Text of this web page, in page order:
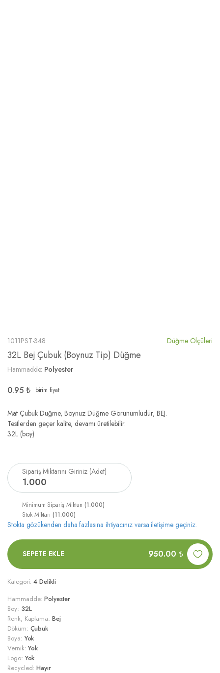
1011PST-348 Düğme Ölçüleri
32L Bej Çubuk (Boynuz Tip) Düğme
Hammadde: Polyester
0.95 ₺ birim fiyat
Mat Çubuk Düğme, Boynuz Düğme Görünümlüdür, BEJ.
Testlerden geçer kalite, devamı üretilebilir.
32L (boy)
Sipariş Miktarını Giriniz (Adet)
1.000
Minimum Sipariş Miktarı(1.000)
Stok Miktarı(11.000)
Stokta gözükenden daha fazlasına ihtiyacınız varsa iletişime geçiniz.
SEPETE EKLE 950.00 ₺
Kategori:4 Delikli
Hammadde:Polyester
Boy: 32L
Renk, Kaplama: Bej
Döküm: Çubuk
Boya:Yok
Vernik:Yok
Logo:Yok
Recycled:Hayır